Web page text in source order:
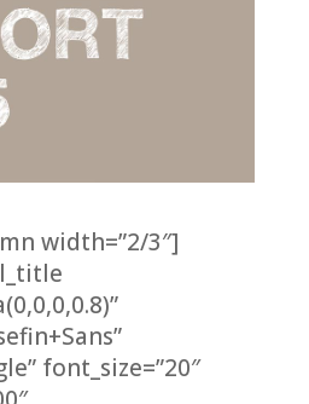
width=”2/3″]
font_size=”20″